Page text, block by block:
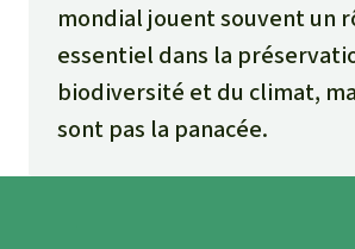
mondial jouent souvent un
essentiel dans la
biodiversité et du climat,
sont pas la panacée.